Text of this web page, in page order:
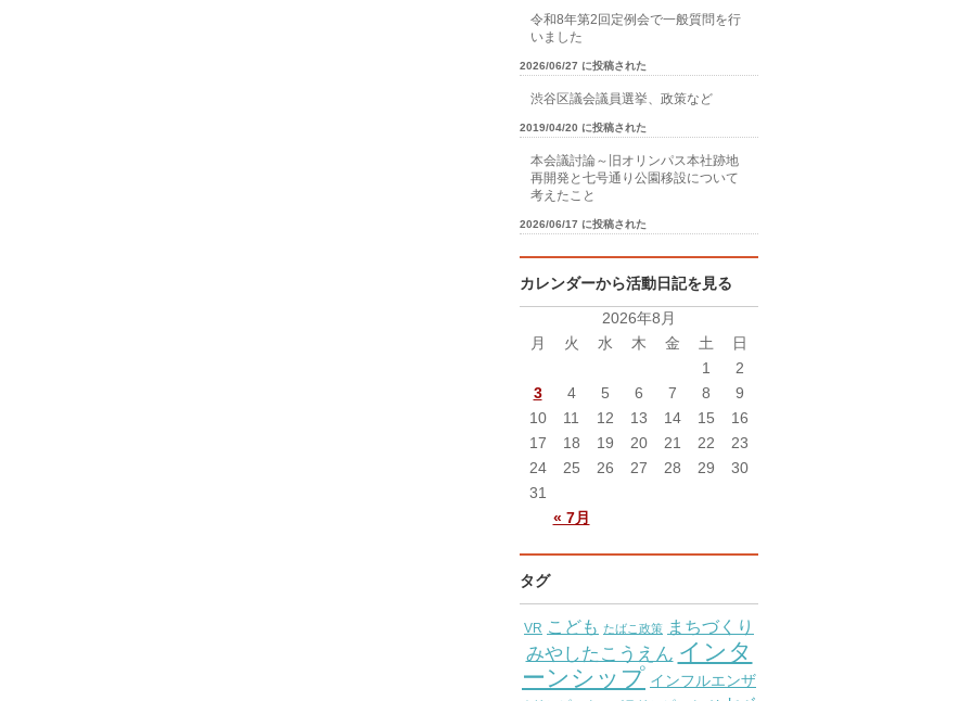
令和8年第2回定例会で一般質問を行
いました
2026/06/27 に投稿された
渋谷区議会議員選挙、政策など
2019/04/20 に投稿された
本会議討論～旧オリンパス本社跡地
再開発と七号通り公園移設について
考えたこと
2026/06/17 に投稿された
カレンダーから活動日記を見る
2026年8月
月
火 水 木 金 土 日
« 7月
1
2
3
4 5 6 7 8
9
10
11 12 13 14 15
16
17
18 19 20 21 22
23
24
25 26 27 28 29
30
31
タグ
VR こども たばこ政策 まちづくり
みやしたこうえん インタ
ーンシップ インフルエンザ